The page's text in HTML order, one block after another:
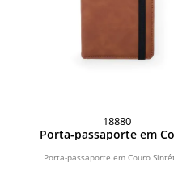
18880
Porta-passaporte em
Porta-passaporte em Couro